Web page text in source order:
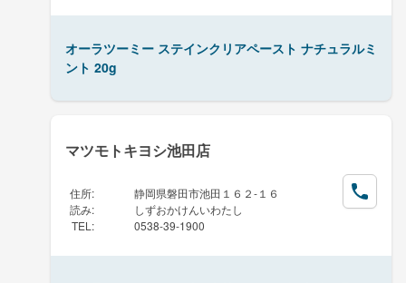
オーラツーミー ステインクリアペースト ナチュラルミ
ント 20g
マツモトキヨシ池田店
住所:
静岡県磐田市池田１６２-１６
読み:
しずおかけんいわたし
TEL : 0538-39-1900